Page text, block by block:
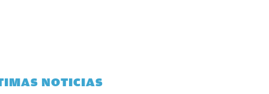
NOTICIAS